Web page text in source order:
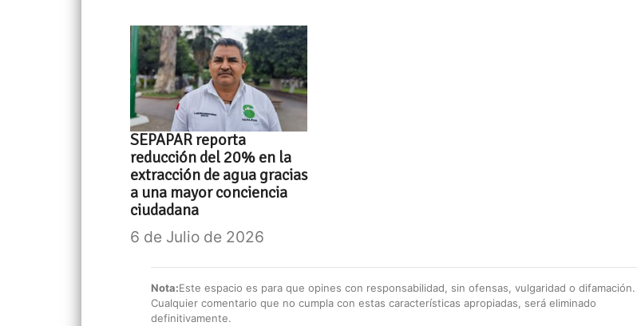
SEPAPAR reporta
reducción del 20% en la
extracción de agua gracias
a una mayor conciencia
ciudadana
6 de Julio de 2026
Nota:Este espacio es para que opines con responsabilidad, sin ofensas, vulgaridad o difamación.
Cualquier comentario que no cumpla con estas características apropiadas, será eliminado
definitivamente.